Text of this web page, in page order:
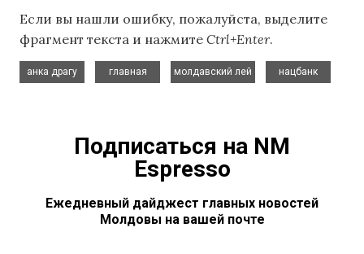
Если вы нашли ошибку, пожалуйста, выделите
фрагмент текста и нажмите Ctrl+Enter.
анка драгу
главная
молдавский лей
нацбанк
Подписаться на NM
Espresso
Ежедневный дайджест главных новостей
Молдовы на вашей почте